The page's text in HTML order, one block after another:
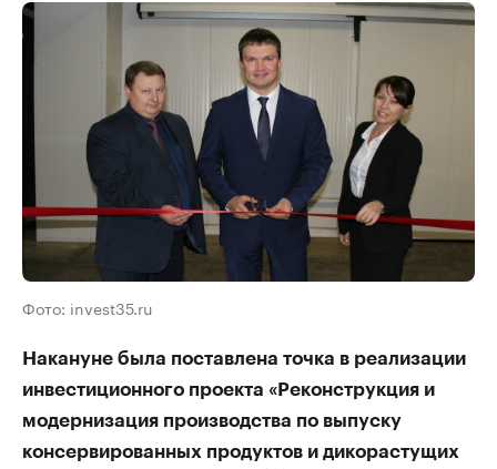
Фото: invest35.ru
Накануне была поставлена точка в реализации
инвестиционного проекта «Реконструкция и
модернизация производства по выпуску
консервированных продуктов и дикорастущих